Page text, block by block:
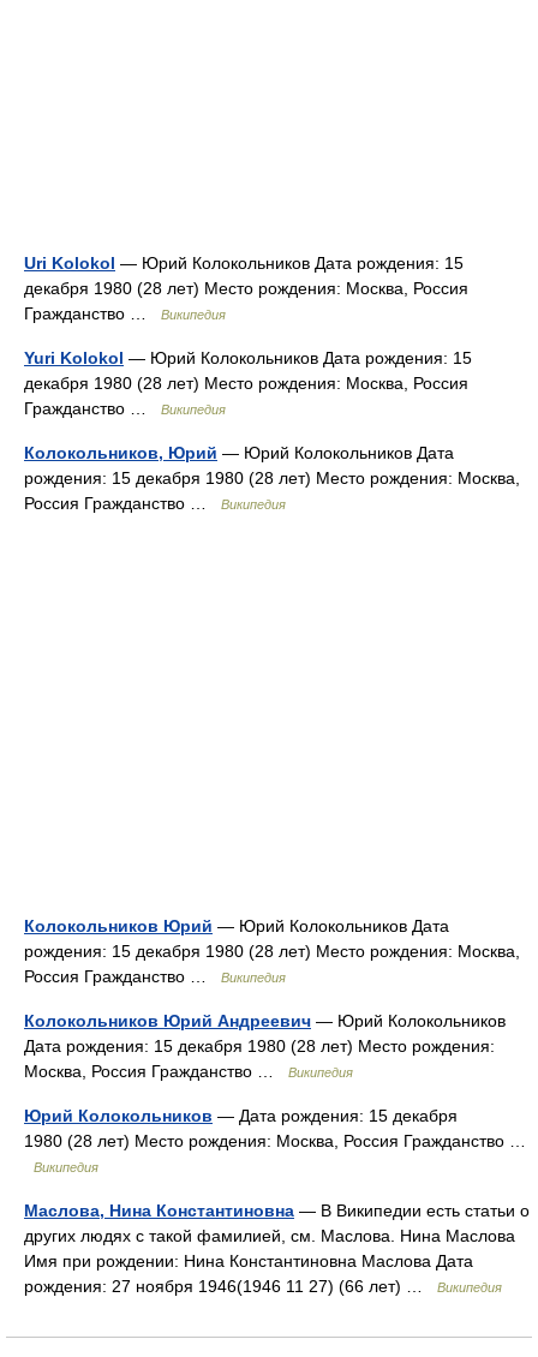
Uri Kolokol — Юрий Колокольников Дата рождения: 15
декабря 1980 (28 лет) Место рождения: Москва, Россия
Гражданство …
Википедия
Yuri Kolokol — Юрий Колокольников Дата рождения: 15
декабря 1980 (28 лет) Место рождения: Москва, Россия
Гражданство …
Википедия
Колокольников, Юрий — Юрий Колокольников Дата
рождения: 15 декабря 1980 (28 лет) Место рождения: Москва,
Россия Гражданство …
Википедия
Колокольников Юрий — Юрий Колокольников Дата
рождения: 15 декабря 1980 (28 лет) Место рождения: Москва,
Россия Гражданство …
Википедия
Колокольников Юрий Андреевич — Юрий Колокольников
Дата рождения: 15 декабря 1980 (28 лет) Место рождения:
Москва, Россия Гражданство …
Википедия
Юрий Колокольников — Дата рождения: 15 декабря
1980 (28 лет) Место рождения: Москва, Россия Гражданство …
Википедия
Маслова, Нина Константиновна — В Википедии есть статьи о
других людях с такой фамилией, см. Маслова. Нина Маслова
Имя при рождении: Нина Константиновна Маслова Дата
рождения: 27 ноября 1946(1946 11 27) (66 лет) …
Википедия